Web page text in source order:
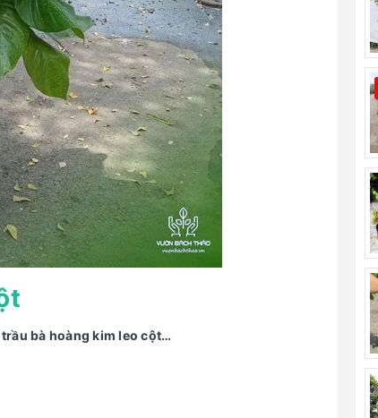
bà hoàng kim leo cột…